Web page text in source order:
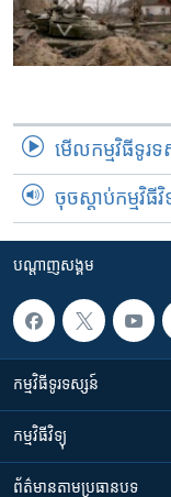
មើល​កម្មវិធី​ទូរ
ចុចស្តាប់កម្មវិធីវិ
បណ្តាញ​សង្គម
កម្មវិធី​ទូរទស្សន៍
កម្មវិធី​វិទ្យុ
ព័ត៌មាន​តាមប្រធានបទ​